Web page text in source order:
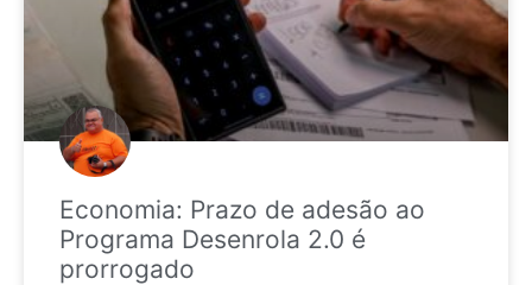
Economia: Prazo de adesão ao
Programa Desenrola 2.0 é
prorrogado